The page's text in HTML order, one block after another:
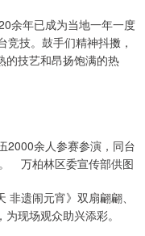
余年已成为当地一年一度
技。鼓手们精神抖擞，
的技艺和昂扬饱满的热
2000余人参赛参演，同台
万柏林区委宣传部供图
遗闹元宵》双扇翩翩、
现场观众助兴添彩。